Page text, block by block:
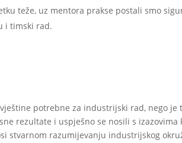
teže, uz mentora prakse postali smo
i timski rad.
potrebne za industrijski rad, nego
rezultate i uspješno se nosili s
stvarnom razumijevanju industrijskog